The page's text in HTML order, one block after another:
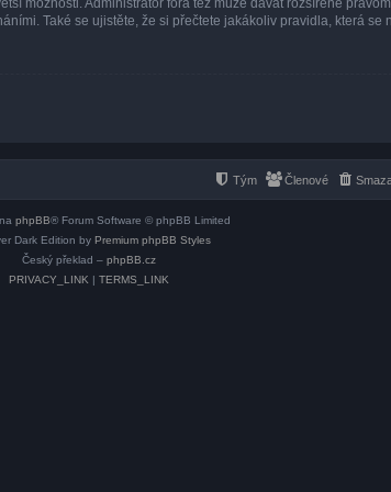
možnosti. Administrátor fóra též může dávat rozšířené
Také se ujistěte, že si přečtete jakákoliv pravidla, která se
Členové
Tým
phpBB® Forum Software © phpBB Limited
Dark Edition by Premium phpBB Styles
Český překlad – phpBB.cz
PRIVACY_LINK | TERMS_LINK